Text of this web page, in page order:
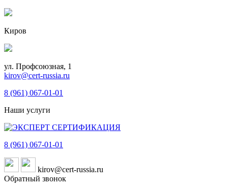
Киров
ул. Профсоюзная, 1
kirov@cert-russia.ru
8 (961) 067-01-01
Наши услуги
8 (961) 067-01-01
kirov@cert-russia.ru
Обратный звонок